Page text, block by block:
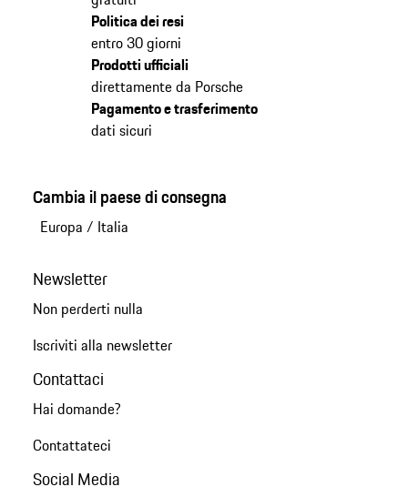
Politica dei resi
entro 30 giorni
Prodotti ufficiali
direttamente da Porsche
Pagamento e trasferimento
dati sicuri
Cambia il paese di consegna
Europa / Italia
Newsletter
Non perderti nulla
Iscriviti alla newsletter
Contattaci
Hai domande?
Contattateci
Social Media